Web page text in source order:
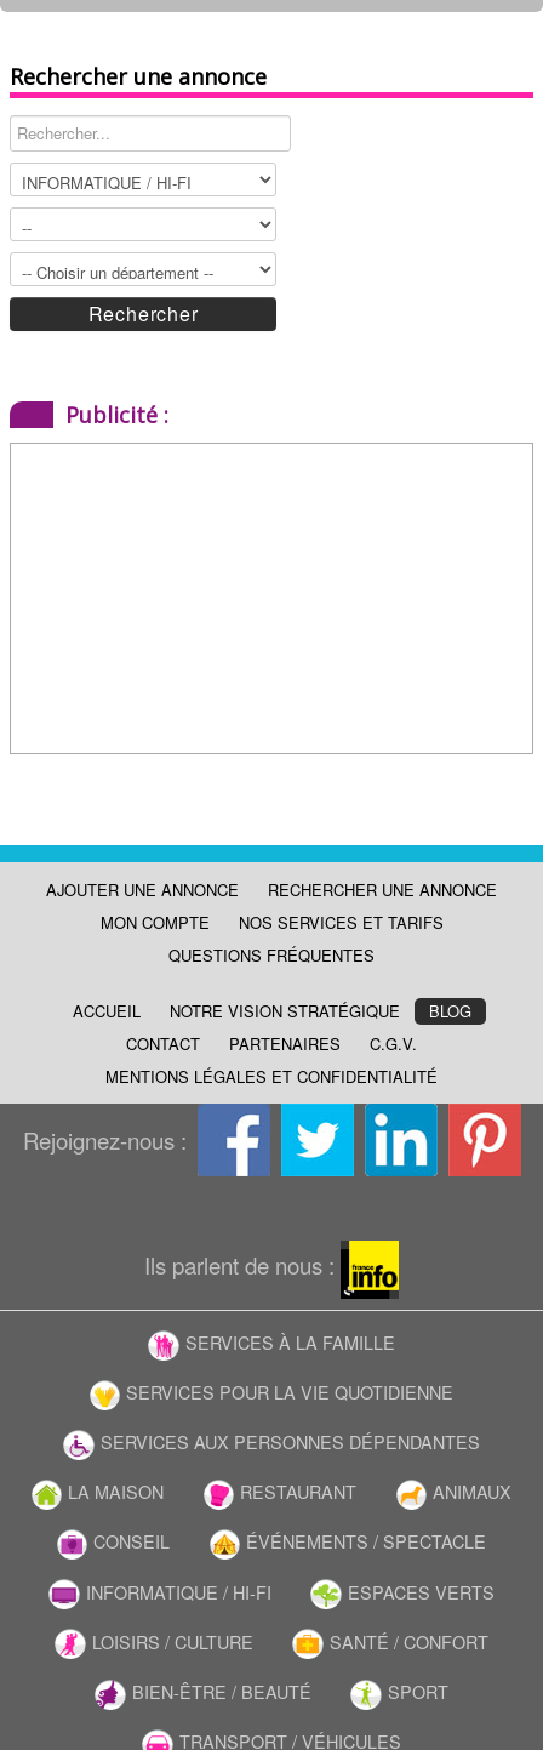
Rechercher une annonce
Publicité :
AJOUTER UNE ANNONCE
RECHERCHER UNE ANNONCE
MON COMPTE
NOS SERVICES ET TARIFS
QUESTIONS FRÉQUENTES
ACCUEIL NOTRE VISION STRATÉGIQUE
BLOG
CONTACT
PARTENAIRES
C.G.V.
MENTIONS LÉGALES ET CONFIDENTIALITÉ
Rejoignez-nous :
Ils parlent de nous :
SERVICES À LA FAMILLE
SERVICES POUR LA VIE QUOTIDIENNE
SERVICES AUX PERSONNES DÉPENDANTES
LA MAISON
RESTAURANT
ANIMAUX
CONSEIL
ÉVÉNEMENTS / SPECTACLE
INFORMATIQUE / HI-FI
ESPACES VERTS
LOISIRS / CULTURE
SANTÉ / CONFORT
BIEN-ÊTRE / BEAUTÉ
SPORT
TRANSPORT / VÉHICULES